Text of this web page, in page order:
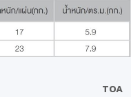
TOA